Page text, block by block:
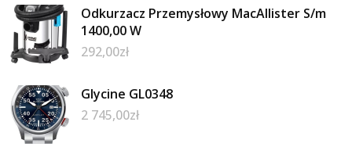
Odkurzacz Przemysłowy MacAllister S/m
1400,00 W
292,00zł
Glycine GL0348
2 745,00zł